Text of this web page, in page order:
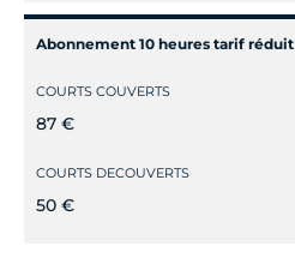
Abonnement 10 heures tarif réduit
COURTS COUVERTS
87 €
COURTS DECOUVERTS
50 €